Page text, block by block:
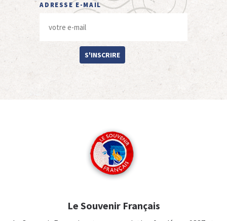
ADRESSE E-MAIL
S'INSCRIRE
Le Souvenir Français